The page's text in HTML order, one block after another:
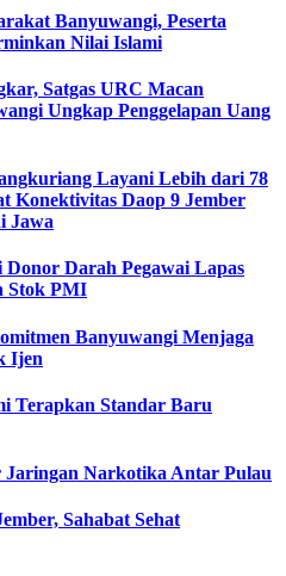
Banyuwangi, Peserta
Nilai Islami
Satgas URC Macan
Ungkap Penggelapan Uang
Layani Lebih dari 78
Konektivitas Daop 9 Jember
Jawa
Darah Pegawai Lapas
Stok PMI
Banyuwangi Menjaga
Ijen
Terapkan Standar Baru
Narkotika Antar Pulau
Sahabat Sehat